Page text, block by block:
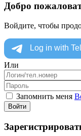
Добро
Войдите, чтобы
Или
Запомнить меня
Войти